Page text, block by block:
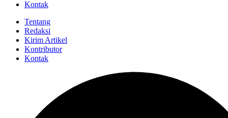
Kontak
Tentang
Redaksi
Kirim Artikel
Kontributor
Kontak